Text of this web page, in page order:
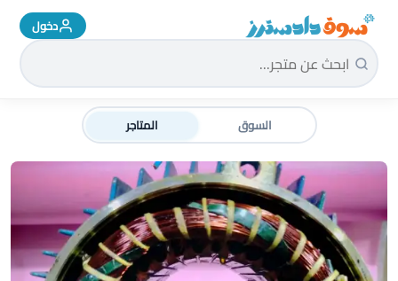
سوق دادسترز الرئيسية دخول
السوق المتاجر